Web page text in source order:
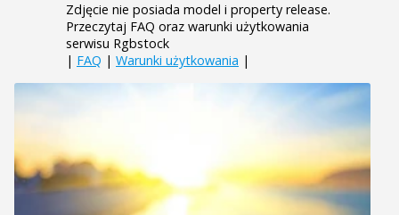
Zdjęcie nie posiada model i property release.
Przeczytaj FAQ oraz warunki użytkowania
serwisu Rgbstock
| FAQ | Warunki użytkowania |